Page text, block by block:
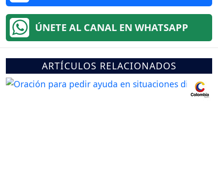
ÚNETE AL CANAL EN WHATSAPP
ARTÍCULOS RELACIONADOS